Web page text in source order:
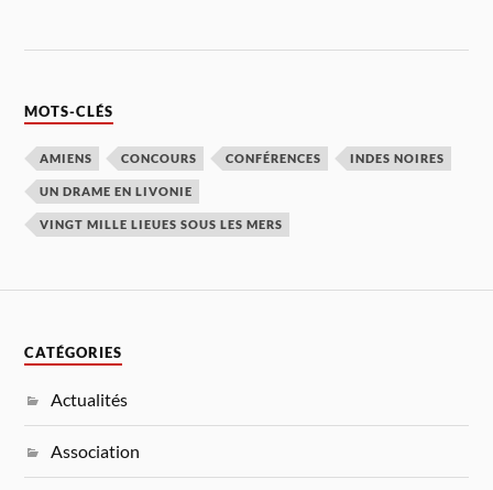
MOTS-CLÉS
AMIENS CONCOURS CONFÉRENCES INDES NOIRES
UN DRAME EN LIVONIE
VINGT MILLE LIEUES SOUS LES MERS
CATÉGORIES
Actualités
Association